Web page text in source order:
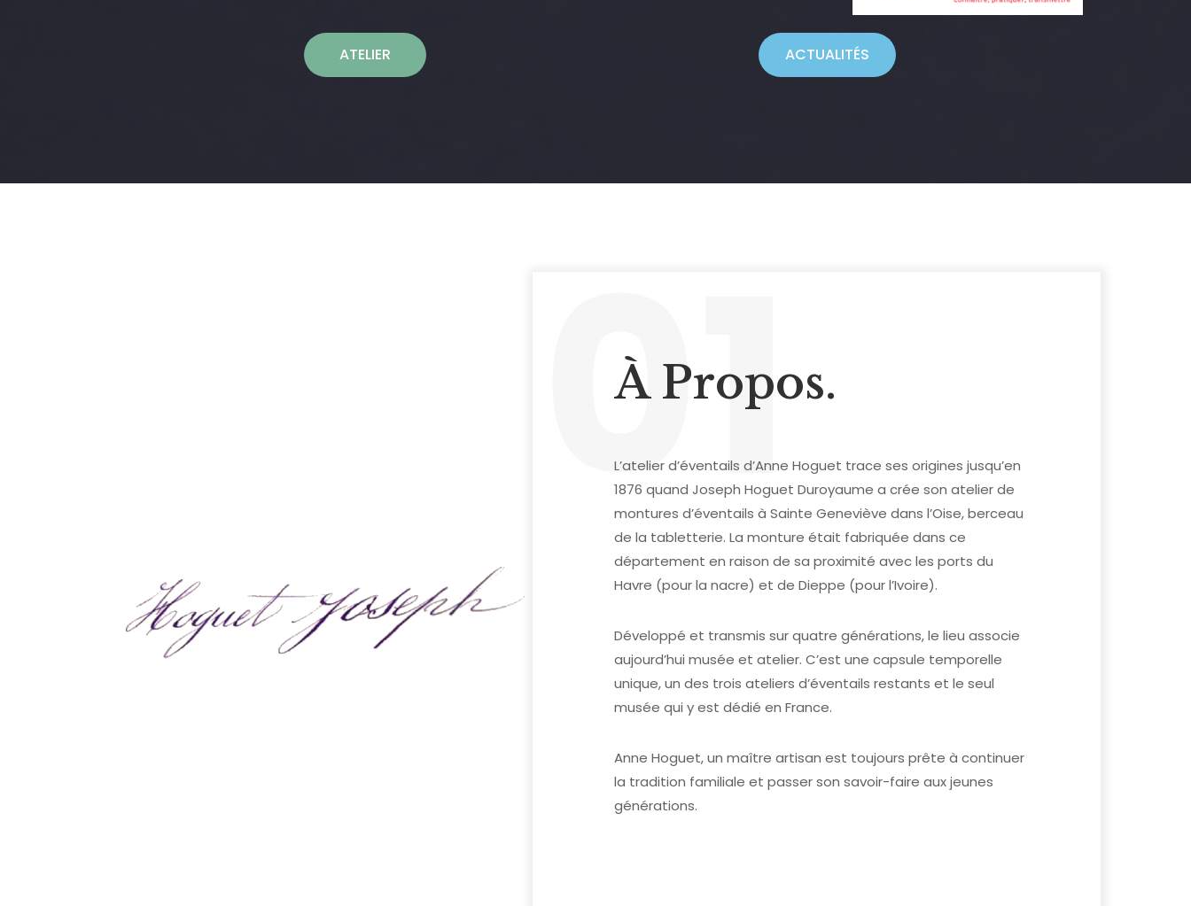
ATELIER ACTUALITÉS
01
À Propos.
L’atelier d’éventails d’Anne Hoguet trace ses origines jusqu’en
1876 quand Joseph Hoguet Duroyaume a crée son atelier de
montures d’éventails à Sainte Geneviève dans l’Oise, berceau
de la tabletterie. La monture était fabriquée dans ce
département en raison de sa proximité avec les ports du
Havre (pour la nacre) et de Dieppe (pour l’Ivoire).
Développé et transmis sur quatre générations, le lieu associe
aujourd’hui musée et atelier. C’est une capsule temporelle
unique, un des trois ateliers d’éventails restants et le seul
musée qui y est dédié en France.
Anne Hoguet, un maître artisan est toujours prête à continuer
la tradition familiale et passer son savoir-faire aux jeunes
générations.